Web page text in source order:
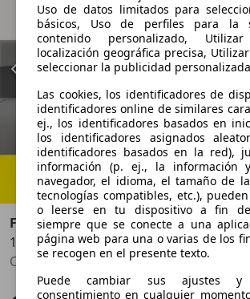
Anterior
Fiat 500X
1.0 Firefly S&S Lounge
Cierre centralizado, Aire Acondicionado, Start/Stop automático, Bluetooth, Control de velocidad, ABS, Airbag acompañante
Uso de datos limitados para
básicos, Uso de perfiles para la
contenido personalizado,
localización geográfica precisa,
seleccionar la publicidad personalizada
Las cookies, los identificadores de
identificadores online de similares
ej., los identificadores basados en
los identificadores asignados
identificadores basados en la red),
información (p. ej., la
navegador, el idioma, el tamaño de
tecnologías compatibles, etc.),
o leerse en tu dispositivo a fin de
siempre que se conecte a una
página web para una o varias de los
se recogen en el presente texto.
Puede cambiar sus ajustes
consentimiento en cualquier